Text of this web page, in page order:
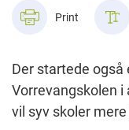
Print
Der startede også
Vorrevangskolen i
vil syv skoler